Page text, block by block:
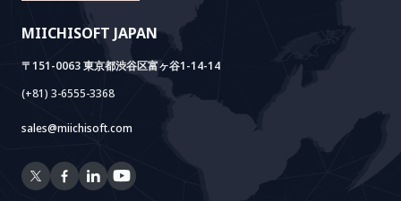
MIICHISOFT JAPAN
〒151-0063 東京都渋谷区富ヶ谷1-14-14
(+81) 3-6555-3368
sales@miichisoft.com
RAG Package